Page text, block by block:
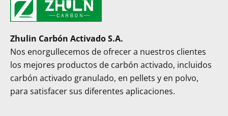
Zhulin Carbón Activado S.A.
Nos enorgullecemos de ofrecer a nuestros clientes
los mejores productos de carbón activado, incluidos
carbón activado granulado, en pellets y en polvo,
para satisfacer sus diferentes aplicaciones.